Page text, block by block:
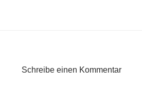
Schreibe einen Kommentar